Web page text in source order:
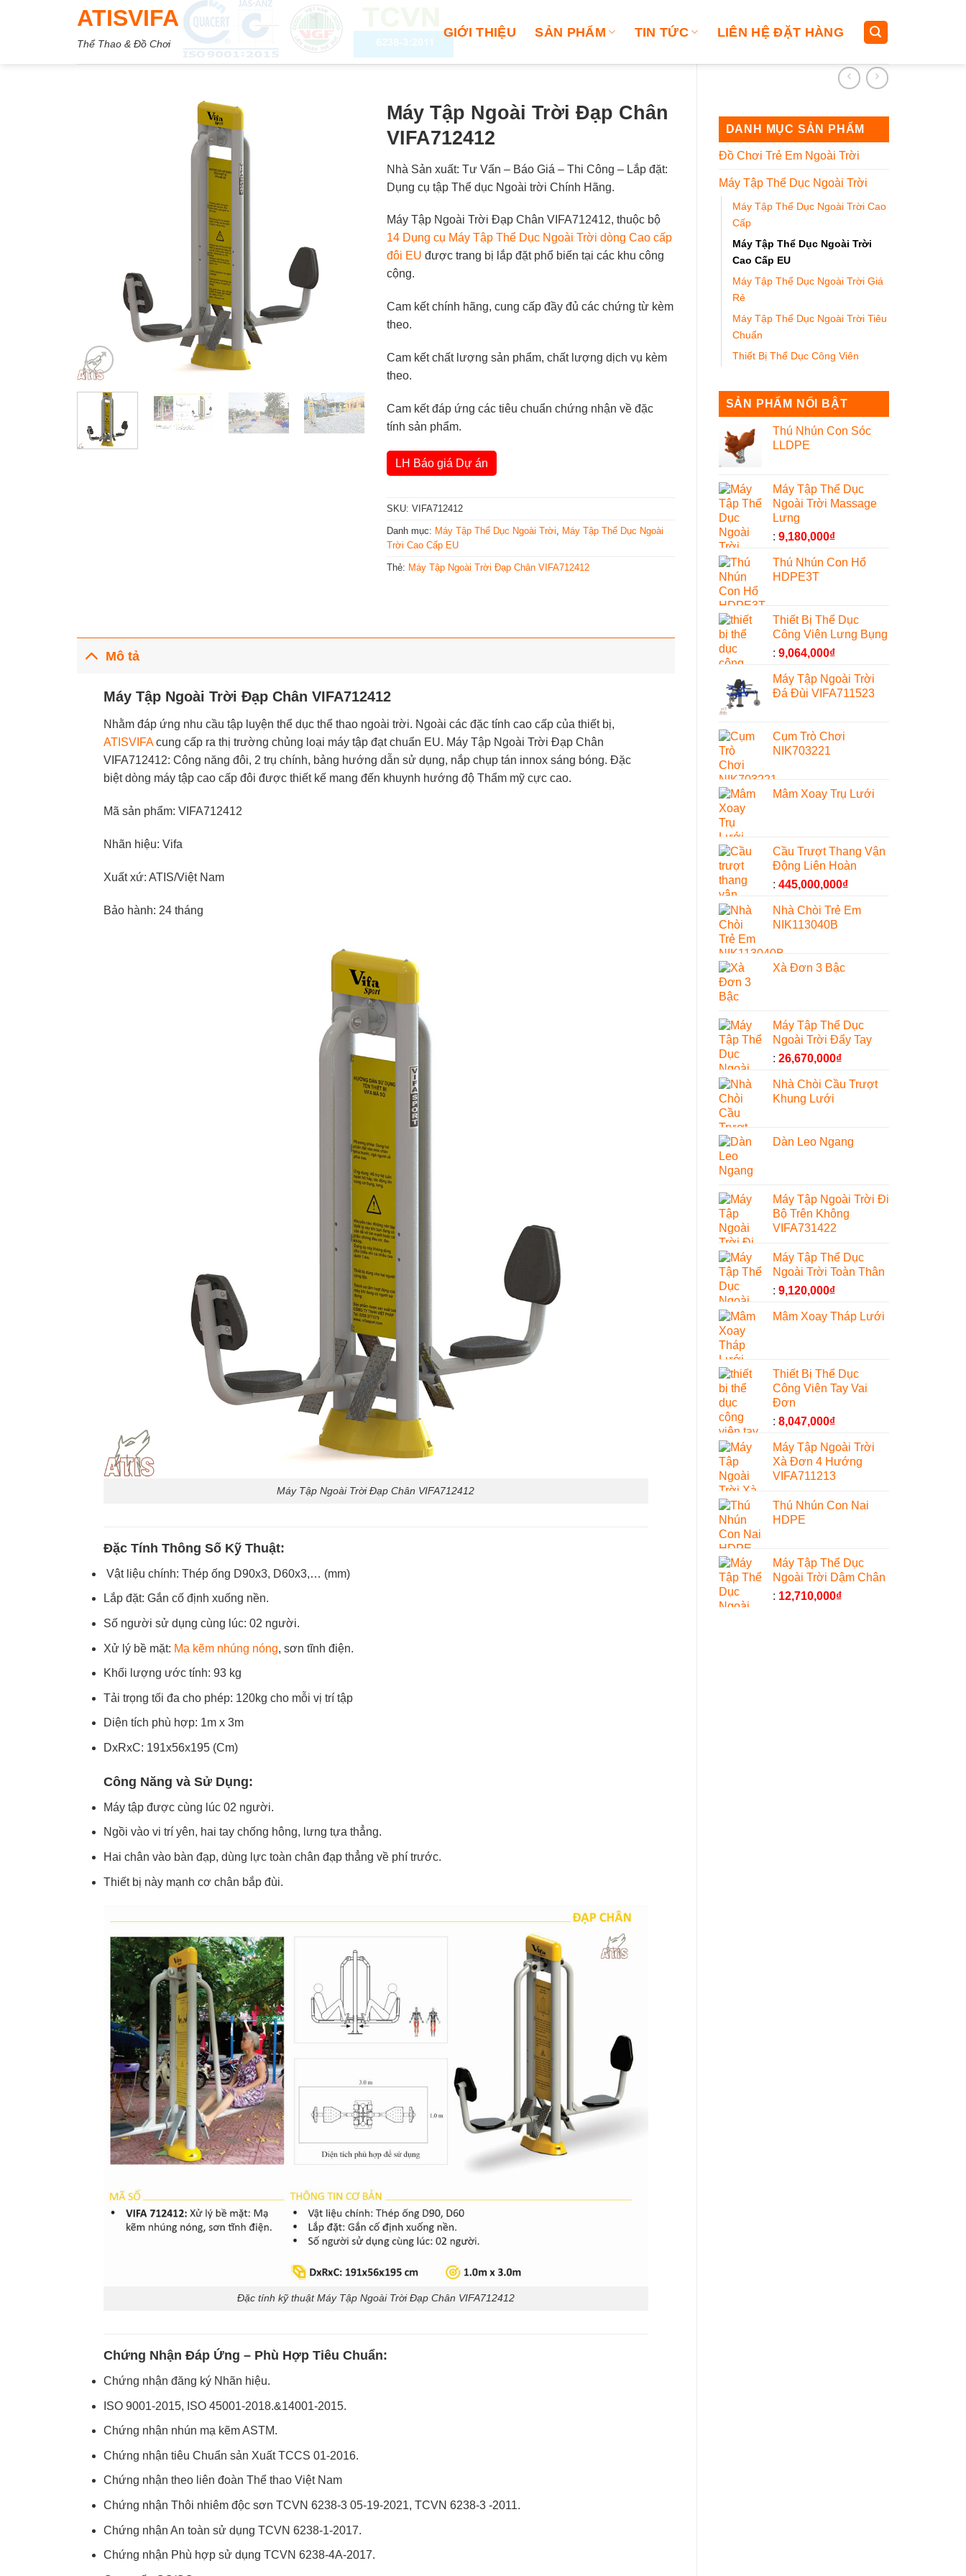
ATISVIFA
Thể Thao & Đồ Chơi
GIỚI THIỆU SẢN PHẨM TIN TỨC LIÊN HỆ ĐẶT HÀNG
DANH MỤC SẢN PHẨM
Đồ Chơi Trẻ Em Ngoài Trời
Máy Tập Thể Dục Ngoài Trời
Máy Tập Thể Dục Ngoài Trời Cao
Cấp
Máy Tập Thể Dục Ngoài Trời
Cao Cấp EU
Máy Tập Thể Dục Ngoài Trời Giá
Rẻ
Máy Tập Thể Dục Ngoài Trời Tiêu
Chuẩn
Thiết Bị Thể Dục Công Viên
SẢN PHẨM NỔI BẬT
Thú Nhún Con Sóc
LLDPE
Máy Tập Thể Dục
Ngoài Trời Massage
Lưng
: 9,180,000₫
Thú Nhún Con Hổ
HDPE3T
Thiết Bị Thể Dục
Công Viên Lưng Bụng
: 9,064,000₫
Máy Tập Ngoài Trời
Đá Đùi VIFA711523
Cụm Trò Chơi
NIK703221
Mâm Xoay Trụ Lưới
Cầu Trượt Thang Vận
Động Liên Hoàn
: 445,000,000₫
Nhà Chòi Trẻ Em
NIK113040B
Xà Đơn 3 Bậc
Máy Tập Thể Dục
Ngoài Trời Đẩy Tay
: 26,670,000₫
Nhà Chòi Cầu Trượt
Khung Lưới
Dàn Leo Ngang
Máy Tập Ngoài Trời Đi
Bộ Trên Không
VIFA731422
Máy Tập Thể Dục
Ngoài Trời Toàn Thân
: 9,120,000₫
Mâm Xoay Tháp Lưới
Thiết Bị Thể Dục
Công Viên Tay Vai
Đơn
: 8,047,000₫
Máy Tập Ngoài Trời
Xà Đơn 4 Hướng
VIFA711213
Thú Nhún Con Nai
HDPE
Máy Tập Thể Dục
Ngoài Trời Dậm Chân
: 12,710,000₫
Máy Tập Ngoài Trời Đạp Chân
VIFA712412
Nhà Sản xuất: Tư Vấn – Báo Giá – Thi Công – Lắp đặt:
Dụng cụ tập Thể dục Ngoài trời Chính Hãng.
Máy Tập Ngoài Trời Đạp Chân VIFA712412, thuộc bộ
14 Dụng cụ Máy Tập Thể Dục Ngoài Trời dòng Cao cấp
đôi EU được trang bị lắp đặt phổ biến tại các khu công
cộng.
Cam kết chính hãng, cung cấp đầy đủ các chứng từ kèm
theo.
Cam kết chất lượng sản phẩm, chất lượng dịch vụ kèm
theo.
Cam kết đáp ứng các tiêu chuẩn chứng nhận về đặc
tính sản phẩm.
LH Báo giá Dự án
SKU: VIFA712412
Danh mục: Máy Tập Thể Dục Ngoài Trời
Máy Tập Thể Dục Ngoài
Trời Cao Cấp EU
Thẻ: Máy Tập Ngoài Trời Đạp Chân VIFA712412
Mô tả
Máy Tập Ngoài Trời Đạp Chân VIFA712412
Nhằm đáp ứng nhu cầu tập luyện thể dục thể thao ngoài trời. Ngoài các đặc tính cao cấp của thiết bị,
ATISVIFAcung cấp ra thị trường chủng loại máy tập đạt chuẩn EU. Máy Tập Ngoài Trời Đạp Chân
VIFA712412: Công năng đôi, 2 trụ chính, bảng hướng dẫn sử dụng, nắp chụp tán innox sáng bóng. Đặc
biệt dòng máy tập cao cấp đôi được thiết kế mang đến khuynh hướng độ Thẩm mỹ cực cao.
Mã sản phẩm: VIFA712412
Nhãn hiệu: Vifa
Xuất xứ: ATIS/Việt Nam
Bảo hành: 24 tháng
Máy Tập Ngoài Trời Đạp Chân VIFA712412
Đặc Tính Thông Số Kỹ Thuật:
­­ Vật liệu chính: Thép ống D90x3, D60x3,… (mm)
Lắp đặt: Gắn cố định xuống nền.
Số người sử dụng cùng lúc: 02 người.
Xử lý bề mặt: Mạ kẽm nhúng nóng, sơn tĩnh điện.
Khối lượng ước tính: 93 kg
Tải trọng tối đa cho phép: 120kg cho mỗi vị trí tập
Diện tích phù hợp: 1m x 3m
DxRxC: 191x56x195 (Cm)
Công Năng và Sử Dụng:
Máy tập được cùng lúc 02 người.
Ngồi vào vi trí yên, hai tay chống hông, lưng tựa thẳng.
Hai chân vào bàn đạp, dùng lực toàn chân đạp thẳng về phí trước.
Thiết bị này mạnh cơ chân bắp đùi.
Đặc tính kỹ thuật Máy Tập Ngoài Trời Đạp Chân VIFA712412
Chứng Nhận Đáp Ứng – Phù Hợp Tiêu Chuẩn:
Chứng nhận đăng ký Nhãn hiệu.
ISO 9001-2015, ISO 45001-2018.&14001-2015.
Chứng nhận nhún mạ kẽm ASTM.
Chứng nhận tiêu Chuẩn sản Xuất TCCS 01-2016.
Chứng nhận theo liên đoàn Thể thao Việt Nam
Chứng nhận Thôi nhiêm độc sơn TCVN 6238-3 05-19-2021, TCVN 6238-3 -2011.
Chứng nhận An toàn sử dụng TCVN 6238-1-2017.
Chứng nhận Phù hợp sử dụng TCVN 6238-4A-2017.